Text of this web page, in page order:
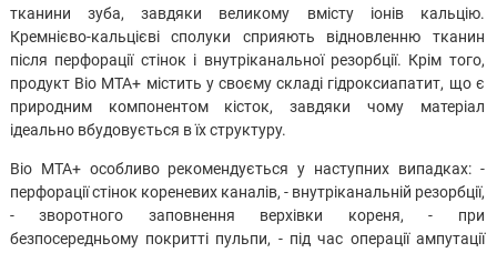
тканини зуба, завдяки великому вмісту іонів кальцію.
Кремнієво-кальцієві сполуки сприяють відновленню тканин
після перфорації стінок і внутріканальної резорбції. Крім того,
продукт Bio MTA+ містить у своєму складі гідроксиапатит, що є
природним компонентом кісток, завдяки чому матеріал
ідеально вбудовується в їх структуру.
Bio MTA+ особливо рекомендується у наступних випадках: -
перфорації стінок кореневих каналів, - внутріканальній резорбції,
- зворотного заповнення верхівки кореня, - при
безпосередньому покритті пульпи, - під час операції ампутації